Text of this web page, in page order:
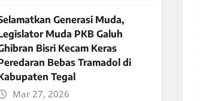
Generasi Muda,
Muda PKB Galuh
Bisri Kecam Keras
Bebas Tramadol di
Tegal
Mar 27, 2026